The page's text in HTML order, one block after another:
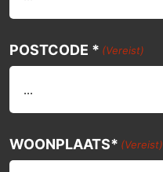
POSTCODE * (Vereist)
WOONPLAATS* (Vereist)